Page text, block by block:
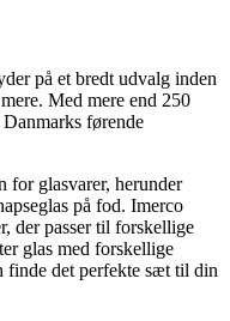
på et bredt udvalg inden
Med mere end 250
førende
for glasvarer, herunder
på fod. Imerco
der passer til forskellige
glas med forskellige
finde det perfekte sæt til din